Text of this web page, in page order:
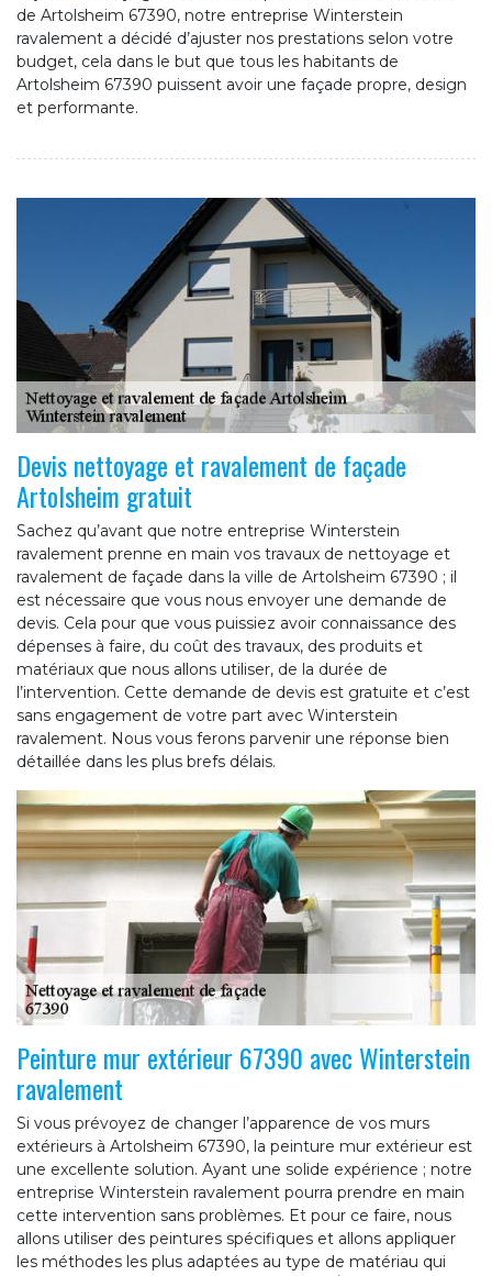
de Artolsheim 67390, notre entreprise Winterstein
ravalement a décidé d’ajuster nos prestations selon votre
budget, cela dans le but que tous les habitants de
Artolsheim 67390 puissent avoir une façade propre, design
et performante.
Devis nettoyage et ravalement de façade
Artolsheim gratuit
Sachez qu’avant que notre entreprise Winterstein
ravalement prenne en main vos travaux de nettoyage et
ravalement de façade dans la ville de Artolsheim 67390 ; il
est nécessaire que vous nous envoyer une demande de
devis. Cela pour que vous puissiez avoir connaissance des
dépenses à faire, du coût des travaux, des produits et
matériaux que nous allons utiliser, de la durée de
l’intervention. Cette demande de devis est gratuite et c’est
sans engagement de votre part avec Winterstein
ravalement. Nous vous ferons parvenir une réponse bien
détaillée dans les plus brefs délais.
Peinture mur extérieur 67390 avec Winterstein
ravalement
Si vous prévoyez de changer l’apparence de vos murs
extérieurs à Artolsheim 67390, la peinture mur extérieur est
une excellente solution. Ayant une solide expérience ; notre
entreprise Winterstein ravalement pourra prendre en main
cette intervention sans problèmes. Et pour ce faire, nous
allons utiliser des peintures spécifiques et allons appliquer
les méthodes les plus adaptées au type de matériau qui